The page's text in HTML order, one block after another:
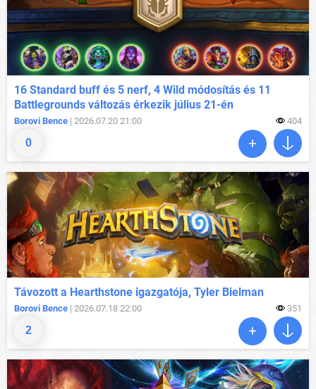
0
16 Standard buff és 5 nerf, 4 Wild módosítás és 11
Battlegrounds változás érkezik július 21-én
Borovi Bence | 2026.07.20 21:00 404
2
Távozott a Hearthstone igazgatója, Tyler Bielman
Borovi Bence | 2026.07.18 22:00 351